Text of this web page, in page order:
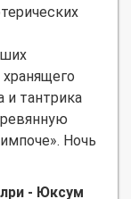
и тантрика
Ночь
- Юксум